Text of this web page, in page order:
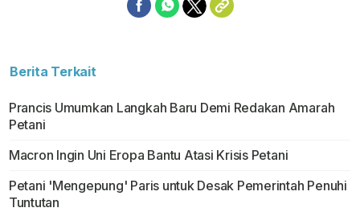
Berita Terkait
Prancis Umumkan Langkah Baru Demi Redakan Amarah
Petani
Macron Ingin Uni Eropa Bantu Atasi Krisis Petani
Petani 'Mengepung' Paris untuk Desak Pemerintah Penuhi
Tuntutan